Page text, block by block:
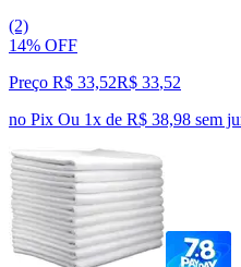
(2)
14% OFF
Preço R$ 33,52R$ 33,52
no Pix Ou 1x de R$ 38,98 sem